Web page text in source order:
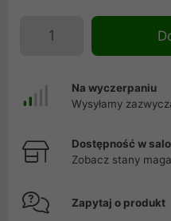
Na wyczerpaniu
Wysyłamy
Dostępność w
Zobacz stany
Zapytaj o produkt